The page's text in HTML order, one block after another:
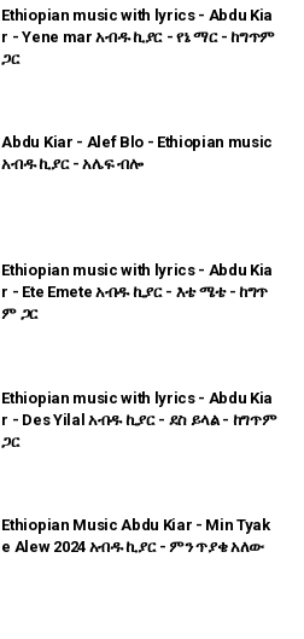
Ethiopian music with lyrics - Abdu Kia
r - Yene mar አብዱ ኪያር - የኔ ማር - ከግጥም
ጋር
Abdu Kiar - Alef Blo - Ethiopian music
አብዱ ኪያር - አሌፍ ብሎ
Ethiopian music with lyrics - Abdu Kia
r - Ete Emete አብዱ ኪያር - እቴ ሜቴ - ከግጥ
ም ጋር
Ethiopian music with lyrics - Abdu Kia
r - Des Yilal አብዱ ኪያር - ደስ ይላል - ከግጥም
ጋር
Ethiopian Music Abdu Kiar - Min Tyak
e Alew 2024 አብዱ ኪያር - ምን ጥያቄ አለው